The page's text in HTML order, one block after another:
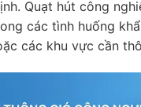
Quạt hút công
các tình huống
các khu vực cần